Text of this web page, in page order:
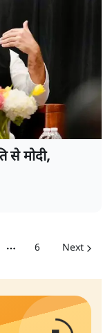
से मोदी,
More pages
6 Next